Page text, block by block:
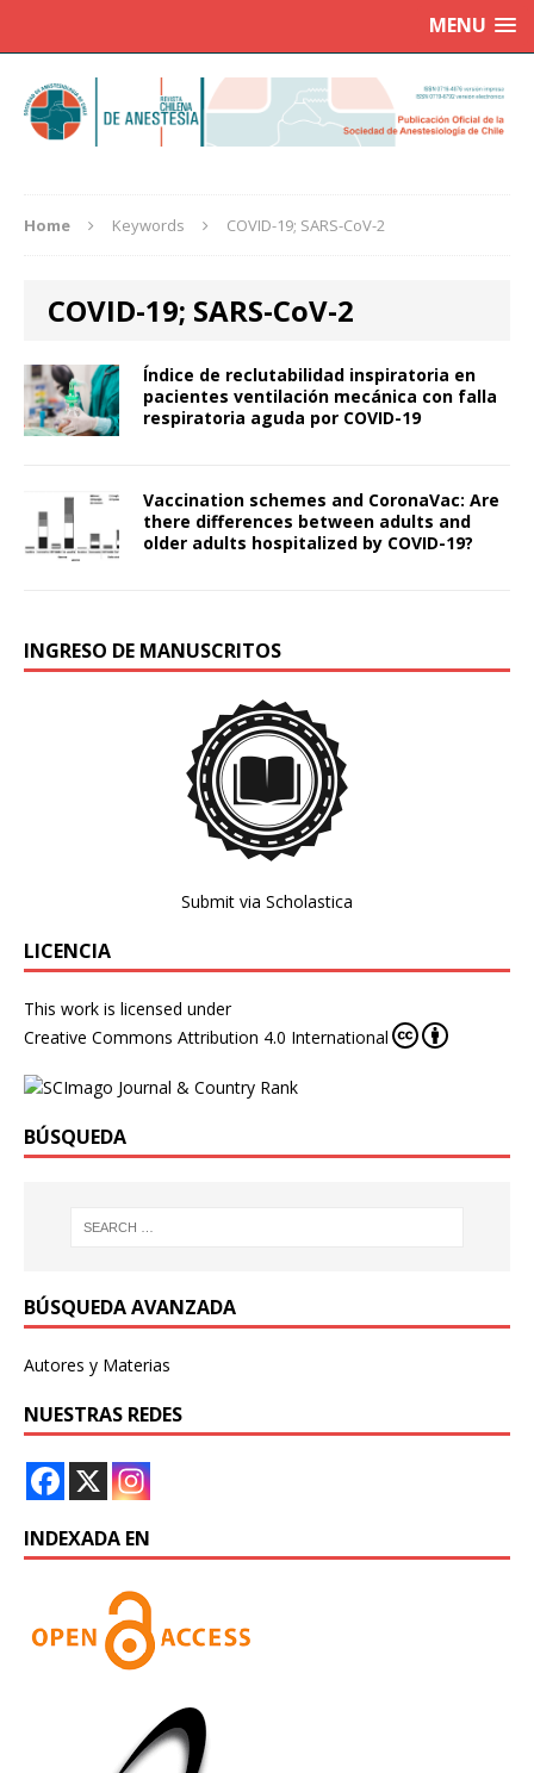
MENU
Home Keywords COVID-19; SARS-CoV-2
COVID-19; SARS-CoV-2
Índice de reclutabilidad inspiratoria en
pacientes ventilación mecánica con falla
respiratoria aguda por COVID-19
Vaccination schemes and CoronaVac: Are
there differences between adults and
older adults hospitalized by COVID-19?
INGRESO DE MANUSCRITOS
Submit via Scholastica
LICENCIA
This work is licensed under
Creative Commons Attribution 4.0 International
BÚSQUEDA
BÚSQUEDA AVANZADA
Autores y Materias
NUESTRAS REDES
INDEXADA EN